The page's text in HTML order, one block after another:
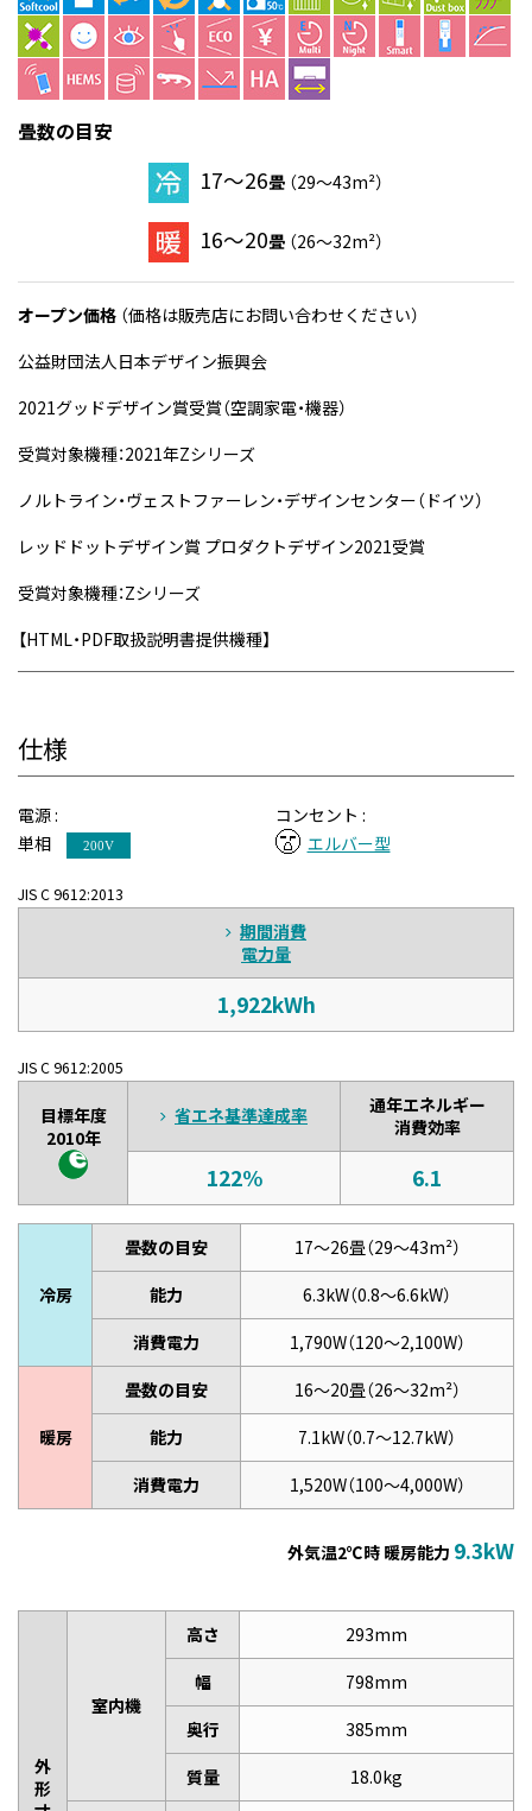
畳数の目安
17～26畳 （29～43m²）
16～20畳 （26～32m²）
オープン価格 （価格は販売店にお問い合わせください）
公益財団法人日本デザイン振興会
2021グッドデザイン賞受賞（空調家電・機器）
受賞対象機種：2021年Zシリーズ
ノルトライン・ヴェストファーレン・デザインセンター（ドイツ）
レッドドットデザイン賞 プロダクトデザイン2021受賞
受賞対象機種：Zシリーズ
【HTML・PDF取扱説明書提供機種】
仕様
電源 :
単相
200V
コンセント :
エルバー型
JIS C 9612:2013
期間消費
電力量
1,922kWh
JIS C 9612:2005
目標年度
2010年
省エネ基準達成率
通年エネルギー
消費効率
122% 6.1
冷房
畳数の目安
17～26畳（29～43m²）
能力
6.3kW（0.8～6.6kW）
消費電力
1,790W（120～2,100W）
暖房
畳数の目安
16～20畳（26～32m²）
能力
7.1kW（0.7～12.7kW）
消費電力
1,520W（100～4,000W）
外気温2℃時 暖房能力 9.3kW
外
形
室内機
高さ
293mm
幅
798mm
奥行
385mm
質量
18.0kg